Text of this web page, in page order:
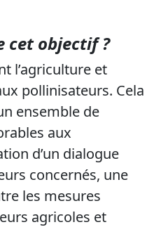
cet objectif ?
l’agriculture et
pollinisateurs. Cela
ensemble de
aux
d’un dialogue
concernés, une
les mesures
agricoles et